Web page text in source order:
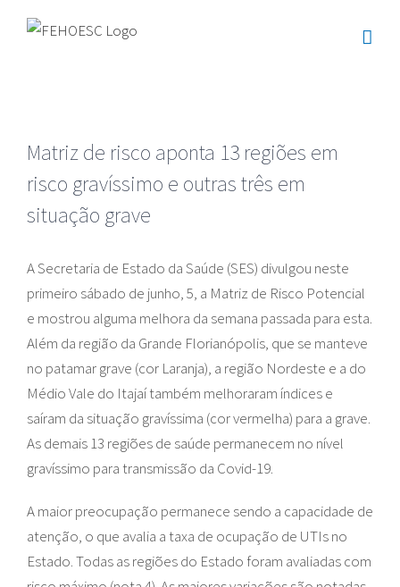
Matriz de risco aponta 13 regiões em
risco gravíssimo e outras três em
situação grave
A Secretaria de Estado da Saúde (SES) divulgou neste
primeiro sábado de junho, 5, a Matriz de Risco Potencial
e mostrou alguma melhora da semana passada para esta.
Além da região da Grande Florianópolis, que se manteve
no patamar grave (cor Laranja), a região Nordeste e a do
Médio Vale do Itajaí também melhoraram índices e
saíram da situação gravíssima (cor vermelha) para a grave.
As demais 13 regiões de saúde permanecem no nível
gravíssimo para transmissão da Covid-19.
A maior preocupação permanece sendo a capacidade de
atenção, o que avalia a taxa de ocupação de UTIs no
Estado. Todas as regiões do Estado foram avaliadas com